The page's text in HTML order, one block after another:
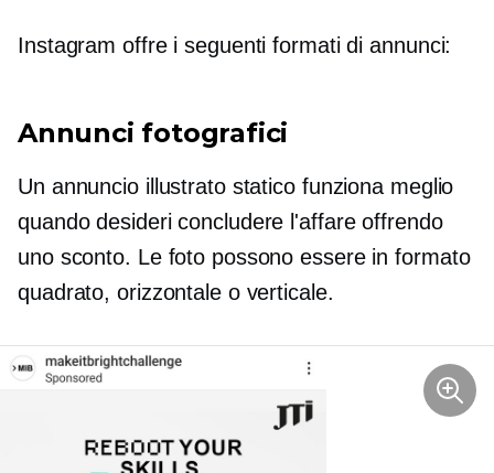
Instagram offre i seguenti formati di annunci:
Annunci fotografici
Un annuncio illustrato statico funziona meglio
quando desideri concludere l'affare offrendo
uno sconto. Le foto possono essere in formato
quadrato, orizzontale o verticale.